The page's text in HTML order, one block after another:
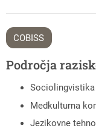
COBISS
Področja
Sociolingvistika
Medkulturna
Jezikovne